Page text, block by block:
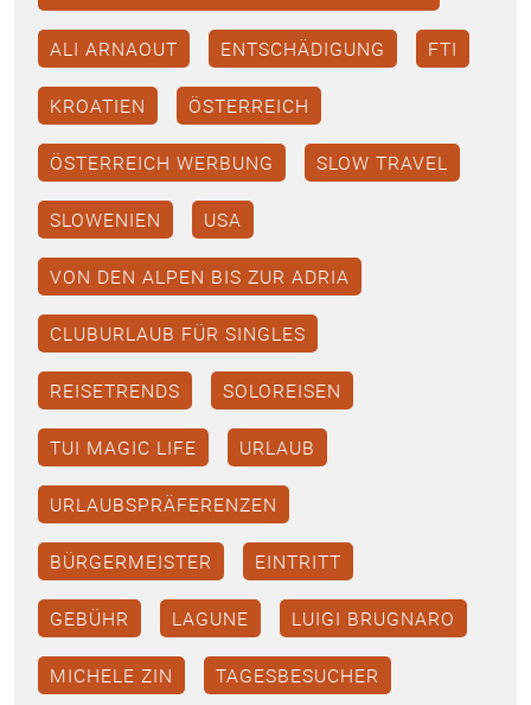
ALI ARNAOUT ENTSCHÄDIGUNG FTI
KROATIEN ÖSTERREICH
ÖSTERREICH WERBUNG SLOW TRAVEL
SLOWENIEN USA
VON DEN ALPEN BIS ZUR ADRIA
CLUBURLAUB FÜR SINGLES
REISETRENDS SOLOREISEN
TUI MAGIC LIFE URLAUB
URLAUBSPRÄFERENZEN
BÜRGERMEISTER EINTRITT
GEBÜHR LAGUNE LUIGI BRUGNARO
MICHELE ZIN TAGESBESUCHER